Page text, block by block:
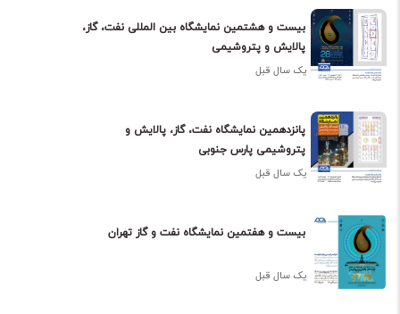
بیست و هشتمین نمایشگاه بین المللی نفت، گاز،
پالایش و پتروشیمی
یک سال قبل
پانزدهمین نمایشگاه نفت، گاز، پالایش و
پتروشیمی پارس جنوبی
یک سال قبل
بیست و هفتمین نمایشگاه نفت و گاز تهران
یک سال قبل